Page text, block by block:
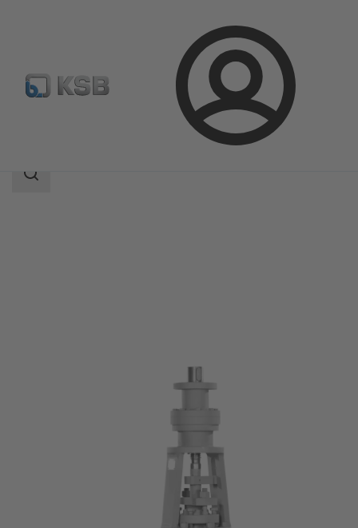
Aanmelding
Productcatalogus ZJSVA/ZXSVA
Zoekgebied